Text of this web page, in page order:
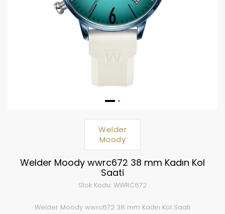
Welder
Moody
Welder Moody wwrc672 38 mm Kadın Kol
Saati
Stok Kodu: WWRC672
Welder Moody wwrc672 38 mm Kadın Kol Saati